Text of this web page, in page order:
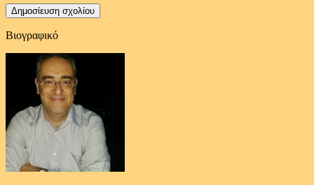
Βιογραφικό